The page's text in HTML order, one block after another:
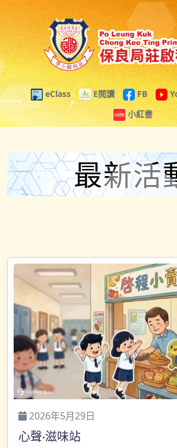
eClass E閱讀 FB
小紅書
最新活
2026年5月29日
心聲‧滋味站